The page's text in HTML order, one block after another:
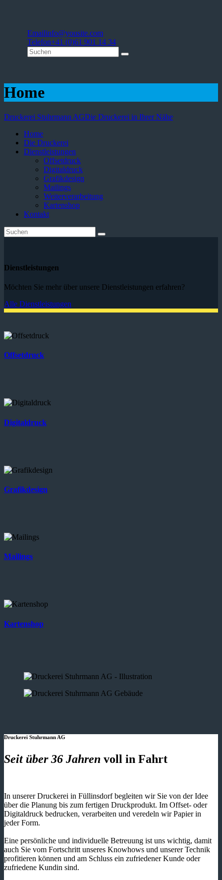
Emailinfo@yousite.com
Telefon+41 (0)61 901 14 34
Home
Druckerei Stuhrmann AGDie Druckerei in Ihrer Nähe
Home
Die Druckerei
Dienstleistungen
Offsetdruck
Digitaldruck
Grafikdesign
Mailings
Weiterverarbeitung
Kartenshop
Kontakt
Dienstleistungen
Möchten Sie mehr über unsere Dienstleistungen erfahren?
Alle Dienstleistungen
Offsetdruck
Digitaldruck
Grafikdesign
Mailings
Kartenshop
Druckerei Stuhrmann AG
Seit über 36 Jahren voll in Fahrt
In unserer Druckerei in Füllinsdorf begleiten wir Sie von der Idee
über die Planung bis zum fertigen Druckprodukt. Im Offset- oder
Digitaldruck bedrucken, verarbeiten und veredeln wir Papier in
jeder Form.
Eine persönliche und individuelle Betreuung ist uns wichtig, damit
auch Sie vom Fortschritt unseres Knowhows und unserer Technik
profitieren können und am Schluss ein zufriedener Kunde oder
zufriedene Kundin sind.